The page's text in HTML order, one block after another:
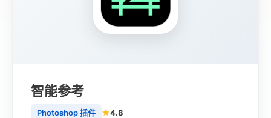
智能参考
Photoshop 插件 4.8